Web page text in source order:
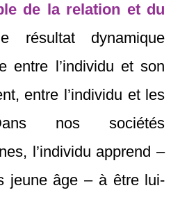
de la relation et du
résultat dynamique
entre l’individu et son
entre l’individu et les
nos sociétés
l’individu apprend –
jeune âge – à être lui-